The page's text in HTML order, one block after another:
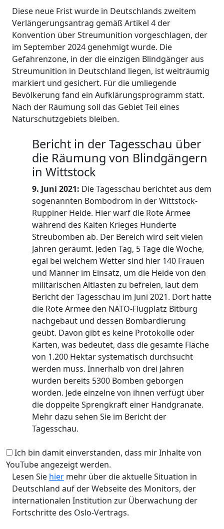
Diese neue Frist wurde in Deutschlands zweitem
Verlängerungsantrag gemäß Artikel 4 der
Konvention über Streumunition vorgeschlagen, der
im September 2024 genehmigt wurde. Die
Gefahrenzone, in der die einzigen Blindgänger aus
Streumunition in Deutschland liegen, ist weiträumig
markiert und gesichert. Für die umliegende
Bevölkerung fand ein Aufklärungsprogramm statt.
Nach der Räumung soll das Gebiet Teil eines
Naturschutzgebiets bleiben.
Bericht in der Tagesschau über
die Räumung von Blindgängern
in Wittstock
9. Juni 2021: Die Tagesschau berichtet aus dem
sogenannten Bombodrom in der Wittstock-
Ruppiner Heide. Hier warf die Rote Armee
während des Kalten Krieges Hunderte
Streubomben ab. Der Bereich wird seit vielen
Jahren geräumt. Jeden Tag, 5 Tage die Woche,
egal bei welchem Wetter sind hier 140 Frauen
und Männer im Einsatz, um die Heide von den
militärischen Altlasten zu befreien, laut dem
Bericht der Tagesschau im Juni 2021. Dort hatte
die Rote Armee den NATO-Flugplatz Bitburg
nachgebaut und dessen Bombardierung
geübt. Davon gibt es keine Protokolle oder
Karten, was bedeutet, dass die gesamte Fläche
von 1.200 Hektar systematisch durchsucht
werden muss. Innerhalb von drei Jahren
wurden bereits 5300 Bomben geborgen
worden. Jede einzelne von ihnen verfügt über
die doppelte Sprengkraft einer Handgranate.
Mehr dazu sehen Sie im Bericht der
Tagesschau.
Ich bin damit einverstanden, dass mir Inhalte von
YouTube angezeigt werden.
Lesen Sie hier mehr über die aktuelle Situation in
Deutschland auf der Webseite des Monitors, der
internationalen Institution zur Überwachung der
Fortschritte des Oslo-Vertrags.